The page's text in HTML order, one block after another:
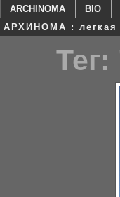
ARCHINOMA BIO
АРХИНОМА : легкая